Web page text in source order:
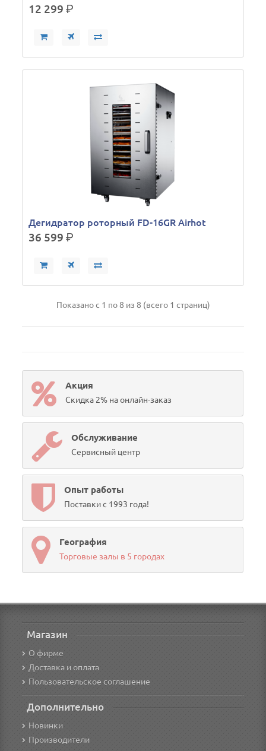
12 299р.
Дегидратор роторный FD-16GR Airhot
36 599р.
Показано с 1 по 8 из 8 (всего 1 страниц)
Акция
Скидка 2% на онлайн-заказ
Обслуживание
Сервисный центр
Опыт работы
Поставки с 1993 года!
География
Торговые залы в 5 городах
Магазин
О фирме
Доставка и оплата
Пользовательское соглашение
Дополнительно
Новинки
Производители